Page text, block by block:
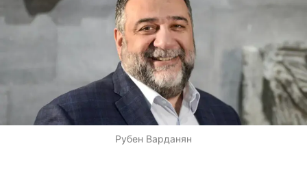
Рубен Варданян